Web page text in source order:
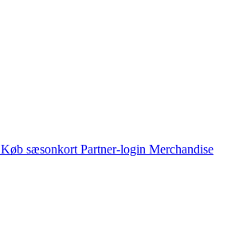
Køb sæsonkort Partner-login Merchandise